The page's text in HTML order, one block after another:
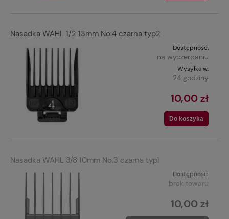
Nasadka WAHL 1/2 13mm No.4 czarna typ2
Dostępność:
na wyczerpaniu
Wysyłka w:
24 godziny
10,00 zł
Do koszyka
Nasadka WAHL 3/8 10mm No.3 czarna typ1
Dostępność:
brak towaru
10,00 zł